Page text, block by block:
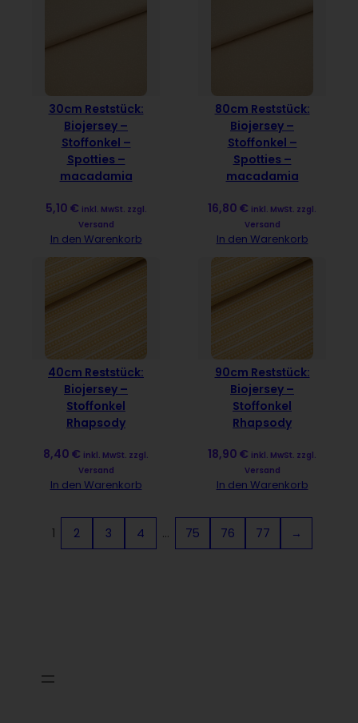
30cm Reststück:
Biojersey –
Stoffonkel –
Spotties –
macadamia
5,10 € inkl. MwSt. zzgl.
Versand
In den Warenkorb
80cm Reststück:
Biojersey –
Stoffonkel –
Spotties –
macadamia
16,80 € inkl. MwSt. zzgl.
Versand
In den Warenkorb
40cm Reststück:
Biojersey –
Stoffonkel
Rhapsody
8,40 € inkl. MwSt. zzgl.
Versand
In den Warenkorb
90cm Reststück:
Biojersey –
Stoffonkel
Rhapsody
18,90 € inkl. MwSt. zzgl.
Versand
In den Warenkorb
1 2 3 4 … 75 76 77 →